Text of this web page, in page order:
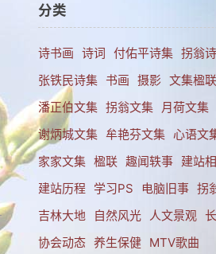
分类
诗书画 诗词 付佑平诗集 拐翁
张铁民诗集 书画 摄影 文集楹联
潘正伯文集 拐翁文集 月荷文集
谢炳城文集 牟艳芬文集 心语文
家家文集 楹联 趣闻轶事
建站
建站历程
学习PS 电脑旧事 拐
吉林大地
自然风光 人文景观
协会动态 养生保健 MTV歌曲